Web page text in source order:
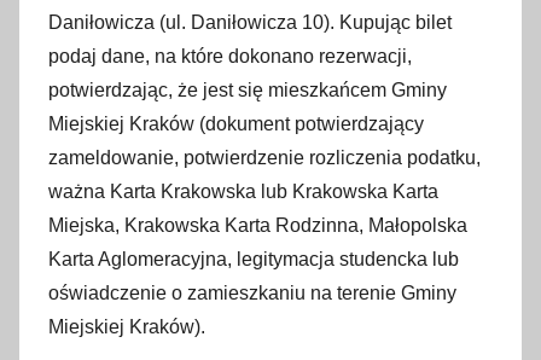
Daniłowicza (ul. Daniłowicza 10). Kupując bilet
podaj dane, na które dokonano rezerwacji,
potwierdzając, że jest się mieszkańcem Gminy
Miejskiej Kraków (dokument potwierdzający
zameldowanie, potwierdzenie rozliczenia podatku,
ważna Karta Krakowska lub Krakowska Karta
Miejska, Krakowska Karta Rodzinna, Małopolska
Karta Aglomeracyjna, legitymacja studencka lub
oświadczenie o zamieszkaniu na terenie Gminy
Miejskiej Kraków).